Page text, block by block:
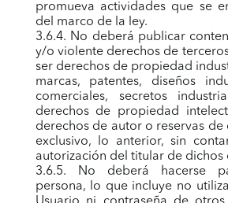
promueva actividades que se
del marco de la ley.
3.6.4. No deberá publicar
y/o violente derechos de
ser derechos de propiedad
marcas, patentes, diseños
comerciales, secretos
derechos de propiedad
derechos de autor o reservas de
exclusivo, lo anterior, sin
autorización del titular de dichos
3.6.5. No deberá hacerse
persona, lo que incluye no